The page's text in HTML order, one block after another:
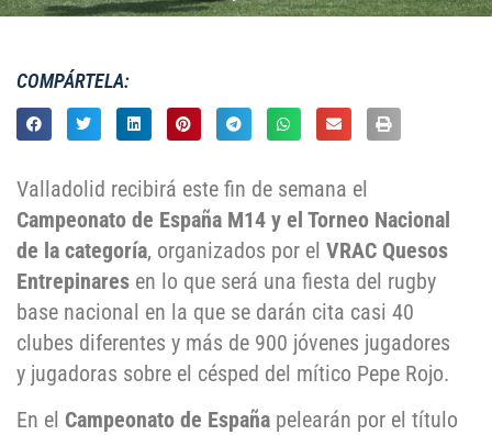
COMPÁRTELA:
Valladolid recibirá este fin de semana el
Campeonato de España M14 y el Torneo Nacional
de la categoría, organizados por el VRAC Quesos
Entrepinares en lo que será una fiesta del rugby
base nacional en la que se darán cita casi 40
clubes diferentes y más de 900 jóvenes jugadores
y jugadoras sobre el césped del mítico Pepe Rojo.
En el Campeonato de España pelearán por el título